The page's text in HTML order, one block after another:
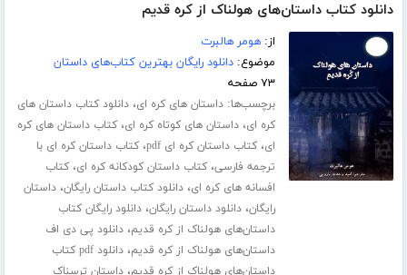
دانلود کتاب داستان‌های هولناک از کره قدیم
از:هومر هالبرت
موضوع:دانلود رایگان بهترین کتاب‌های داستان
۷۳ صفحه
برچسب‌ها:داستان های کره ای،دانلود کتاب داستان های
کره ای،داستان های کوتاه کره ای،کتاب داستان های کره
ای،کتاب داستان کره ای pdf ،کتاب داستان کره ای با
ترجمه فارسی،کتاب داستان کودکانه کره ای،کتاب
افسانه های کره ای،دانلود کتاب داستان رایگان،داستان
رایگان،دانلود داستان رایگان،دانلود رایگان کتاب
داستان‌های هولناک از کره قدیم،دانلود پی دی اف
داستان‌های هولناک از کره قدیم،
دانلود pdf کتاب
داستان‌های هولناک از کره قدیم،داستان ترسناک